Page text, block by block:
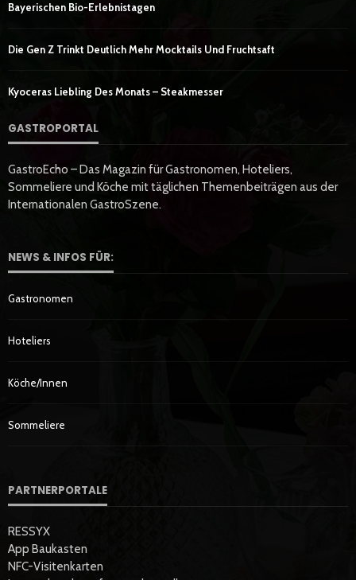
Bayerischen Bio-Erlebnistagen
Die Gen Z Trinkt Deutlich Mehr Mocktails Und Fruchtsaft
Kyoceras Liebling Des Monats – Steakmesser
GASTROPORTAL
GastroEcho – Das Magazin für Gastronomen, Hoteliers,
Sommeliere und Köche mit täglichen Themenbeiträgen aus der
Internationalen GastroSzene.
NEWS & INFOS FÜR:
Gastronomen
Hoteliers
Köche/innen
Sommeliere
PARTNERPORTALE
RESSYX
App Baukasten
NFC-Visitenkarten